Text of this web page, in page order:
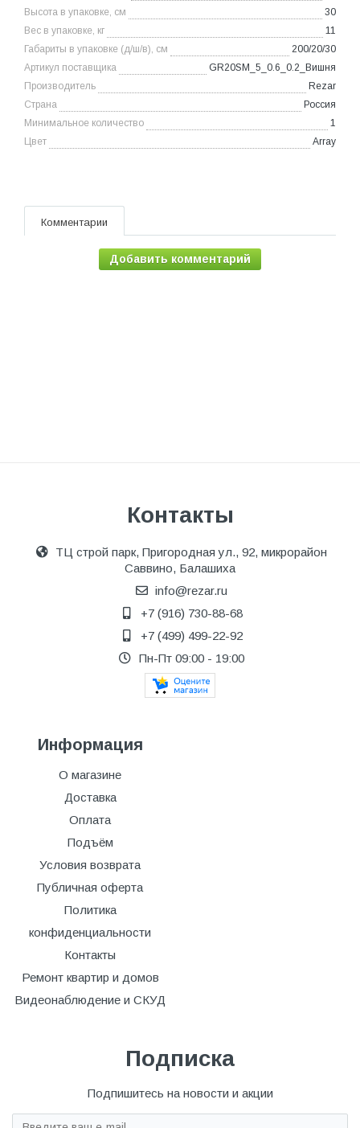
Высота в упаковке, см
30
Вес в упаковке, кг
11
Габариты в упаковке (д/ш/в), см
200/20/30
Артикул поставщика
GR20SM_5_0.6_0.2_Вишня
Производитель
Rezar
Страна
Россия
Минимальное количество
1
Цвет
Array
Комментарии
Добавить комментарий
Контакты
ТЦ строй парк, Пригородная ул., 92, микрорайон
Саввино, Балашиха
info@rezar.ru
+7 (916) 730-88-68
+7 (499) 499-22-92
Пн-Пт 09:00 - 19:00
Информация
О магазине
Доставка
Оплата
Подъём
Условия возврата
Публичная оферта
Политика
конфиденциальности
Контакты
Ремонт квартир и домов
Видеонаблюдение и СКУД
Подписка
Подпишитесь на новости и акции